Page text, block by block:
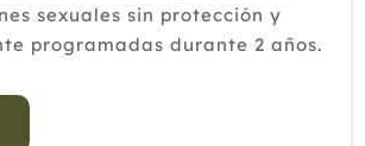
sexuales sin protección y
programadas durante 2 años.
sufren de infertilidad, lo que